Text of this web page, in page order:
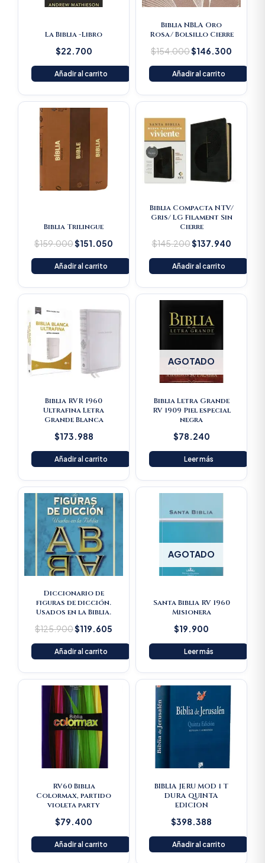
La Biblia -Libro
$22.700
Añadir al carrito
Biblia NBLA Oro
Rosa/ Bolsillo Cierre
$154.000$146.300
Añadir al carrito
Biblia Trilingue
$159.000
Original
$159.000.
$151.050
Current
$151.050.
Añadir al carrito
Biblia Compacta NTV/
Gris/ LG Filament Sin
Cierre
$145.200
was:
$145.200.
$137.940
Current
is:
Añadir al carrito
Biblia RVR 1960
Ultrafina Letra
Grande Blanca
$173.988
Añadir al carrito
AGOTADO
Biblia Letra Grande
RV 1909 Piel especial
negra
$78.240
Leer más
Diccionario de
figuras de dicción.
Usados en la Biblia.
$125.900
Original
price
was:
$125.900.
$119.605
Current
price
Añadir al carrito
AGOTADO
Santa Biblia RV 1960
Misionera
$19.900
Leer más
RV60 Biblia
Colormax, partido
violeta party
$79.400
Añadir al carrito
BIBLIA JERU MOD 1 T
DURA QUINTA
EDICION
$398.388
Añadir al carrito